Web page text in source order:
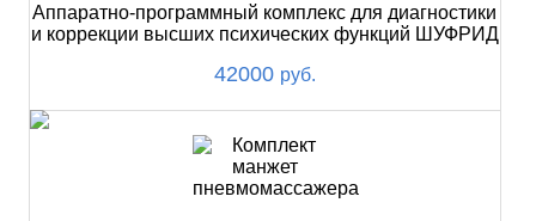
Аппаратно-программный комплекс для диагностики
и коррекции высших психических функций ШУФРИД
42000 руб.